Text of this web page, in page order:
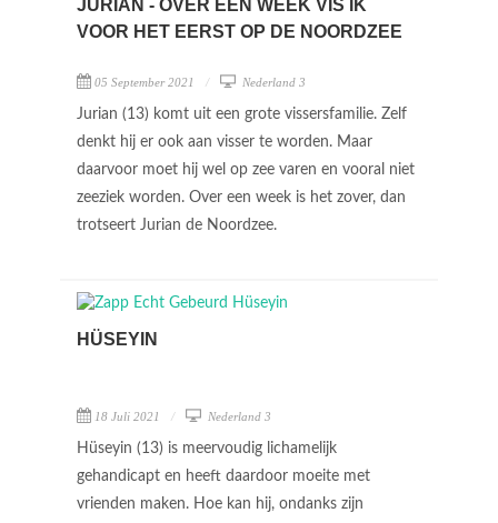
JURIAN - OVER EEN WEEK VIS IK
VOOR HET EERST OP DE NOORDZEE
05 September 2021 Nederland 3
Jurian (13) komt uit een grote vissersfamilie. Zelf
denkt hij er ook aan visser te worden. Maar
daarvoor moet hij wel op zee varen en vooral niet
zeeziek worden. Over een week is het zover, dan
trotseert Jurian de Noordzee.
HÜSEYIN
18 Juli 2021 Nederland 3
Hüseyin (13) is meervoudig lichamelijk
gehandicapt en heeft daardoor moeite met
vrienden maken. Hoe kan hij, ondanks zijn